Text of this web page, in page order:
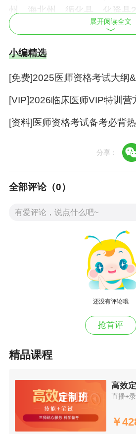
州、海北州、循化县、化隆县
果洛州、黄南州267分。
东市（循化县、化隆县除外）
海南州、海北州、循化县、化
五、公共卫生执业医师：
六、公共卫生执业助理医
七、具有规定学历的中医
八、具有规定学历的中医
九、中西医结合执业医师
十一、乡村全科执业助理
除上述类别外，其他类别
热点关注：
一个月如何考过2022执业
展开阅读全文
小编精选
[免费]2025医师资格考试大纲
[VIP]2026临床医师VIP特训营
[资料]医师资格考试备考必背
分享：
全部评论（0）
还没有评论哦
抢首评
精品课程
高效
直播+
￥